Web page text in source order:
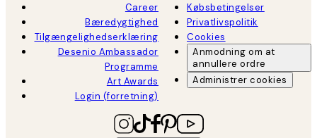
Career
Bæredygtighed
Tilgængelighedserklæring
Desenio Ambassador
Programme
Art Awards
Login (forretning)
Købsbetingelser
Privatlivspolitik
Cookies
Anmodning om at
annullere ordre
Administrer cookies